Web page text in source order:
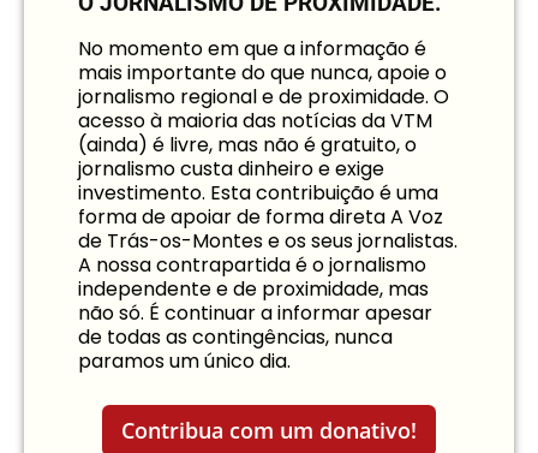
No momento em que a informação é
mais importante do que nunca, apoie o
jornalismo regional e de proximidade. O
acesso à maioria das notícias da VTM
(ainda) é livre, mas não é gratuito, o
jornalismo custa dinheiro e exige
investimento. Esta contribuição é uma
forma de apoiar de forma direta A Voz
de Trás-os-Montes e os seus jornalistas.
A nossa contrapartida é o jornalismo
independente e de proximidade, mas
não só. É continuar a informar apesar
de todas as contingências, nunca
paramos um único dia.
Contribua com um donativo!